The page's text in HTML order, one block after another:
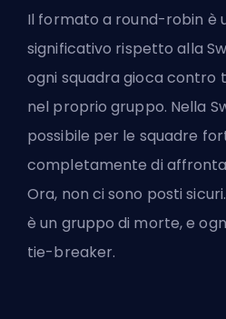
Il formato a round-robin è
significativo rispetto alla
ogni squadra gioca contro
nel proprio gruppo. Nella
possibile per le squadre
completamente di
Ora, non ci sono posti
è un gruppo di morte, e
tie-breaker.